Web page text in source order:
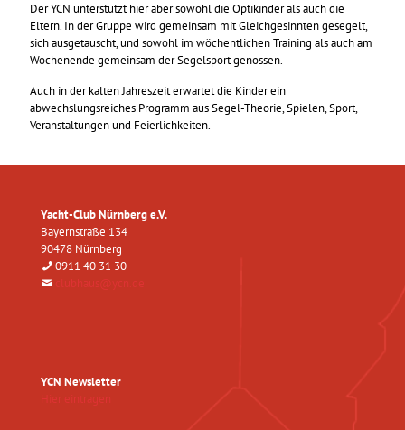
Der YCN unterstützt hier aber sowohl die Optikinder als auch die
Eltern. In der Gruppe wird gemeinsam mit Gleichgesinnten gesegelt,
sich ausgetauscht, und sowohl im wöchentlichen Training als auch am
Wochenende gemeinsam der Segelsport genossen.
Auch in der kalten Jahreszeit erwartet die Kinder ein
abwechslungsreiches Programm aus Segel-Theorie, Spielen, Sport,
Veranstaltungen und Feierlichkeiten.
Yacht-Club Nürnberg e.V.
Bayernstraße 134
90478 Nürnberg
0911 40 31 30
clubhaus@ycn.de
YCN Newsletter
Hier eintragen